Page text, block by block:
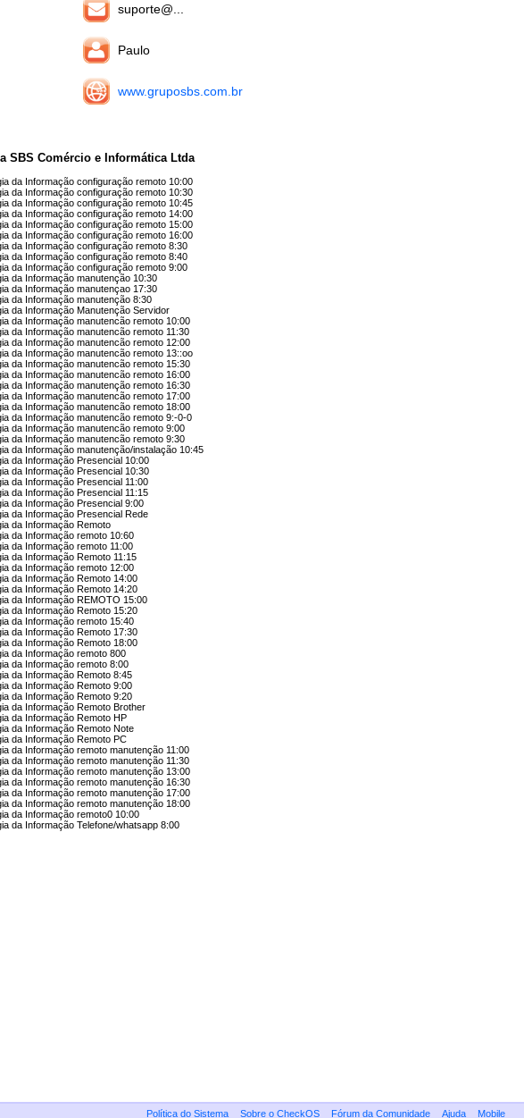
suporte@...
Paulo
www.gruposbs.com.br
SBS Comércio e Informática Ltda
da Informação configuração remoto 10:00
da Informação configuração remoto 10:30
da Informação configuração remoto 10:45
da Informação configuração remoto 14:00
da Informação configuração remoto 15:00
da Informação configuração remoto 16:00
da Informação configuração remoto 8:30
da Informação configuração remoto 8:40
da Informação configuração remoto 9:00
da Informação manutenção 10:30
da Informação manutençao 17:30
da Informação manutenção 8:30
da Informação Manutenção Servidor
da Informação manutencão remoto 10:00
da Informação manutencão remoto 11:30
da Informação manutencão remoto 12:00
da Informação manutencão remoto 13::oo
da Informação manutencão remoto 15:30
da Informação manutencão remoto 16:00
da Informação manutenção remoto 16:30
da Informação manutencão remoto 17:00
da Informação manutencão remoto 18:00
da Informação manutencão remoto 9:-0-0
da Informação manutencão remoto 9:00
da Informação manutencão remoto 9:30
da Informação manutenção/instalação 10:45
da Informação Presencial 10:00
da Informação Presencial 10:30
da Informação Presencial 11:00
da Informação Presencial 11:15
da Informação Presencial 9:00
da Informação Presencial Rede
da Informação Remoto
da Informação remoto 10:60
da Informação remoto 11:00
da Informação Remoto 11:15
da Informação remoto 12:00
da Informação Remoto 14:00
da Informação Remoto 14:20
da Informação REMOTO 15:00
da Informação Remoto 15:20
da Informação remoto 15:40
da Informação Remoto 17:30
da Informação Remoto 18:00
da Informação remoto 800
da Informação remoto 8:00
da Informação Remoto 8:45
da Informação Remoto 9:00
da Informação Remoto 9:20
da Informação Remoto Brother
da Informação Remoto HP
da Informação Remoto Note
da Informação Remoto PC
da Informação remoto manutenção 11:00
da Informação remoto manutenção 11:30
da Informação remoto manutenção 13:00
da Informação remoto manutenção 16:30
da Informação remoto manutenção 17:00
da Informação remoto manutenção 18:00
da Informação remoto0 10:00
da Informação Telefone/whatsapp 8:00
Política do Sistema Sobre o CheckOS Fórum da Comunidade Ajuda Mobile